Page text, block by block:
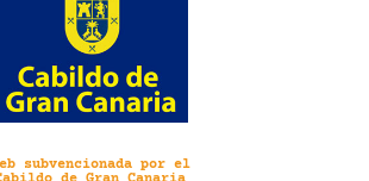
subvencionada por el